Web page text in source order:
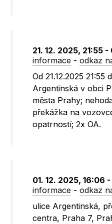
21. 12. 2025, 21:55
informace -odkaz
Od 21.12.2025 21:55
Argentinská v obci
města Prahy;
překážka na
opatrností; 2x OA.
01. 12. 2025, 16:06 -
informace -odkaz
ulice Argentinská,
centra, Praha 7,